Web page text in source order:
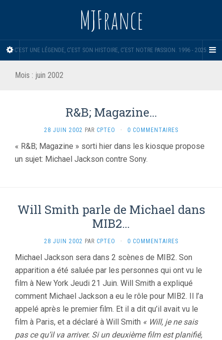
MJFrance
C'EST UNE LÉGENDE, C'EST SON HISTOIRE, C'EST NOTRE PASSION. 1996 - 2025.
Mois : juin 2002
R&B; Magazine…
28 JUIN 2002 PAR CPTEO · 0 COMMENTAIRES
« R&B; Magazine » sorti hier dans les kiosque propose
un sujet: Michael Jackson contre Sony.
Will Smith parle de Michael dans
MIB2…
28 JUIN 2002 PAR CPTEO · 0 COMMENTAIRES
Michael Jackson sera dans 2 scènes de MIB2. Son
apparition a été saluée par les personnes qui ont vu le
film à New York Jeudi 21 Juin. Will Smith a expliqué
comment Michael Jackson a eu le rôle pour MIB2. Il l’a
appelé après le premier film. Et il a dit qu’il avait vu le
film à Paris, et a déclaré à Will Smith « Will, je ne sais
pas ce qu’il va arriver. Si un deuxième film est planifié,